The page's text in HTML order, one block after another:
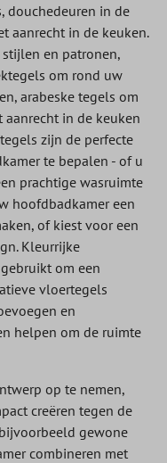
douchedeuren in de
aanrecht in de keuken.
en patronen,
om rond uw
arabeske tegels om
in de keuken
zijn de perfecte
te bepalen - of u
prachtige wasruimte
hoofdbadkamer een
of kiest voor een
Kleurrijke
om een
vloertegels
en
helpen om de ruimte
op te nemen,
creëren tegen de
gewone
combineren met